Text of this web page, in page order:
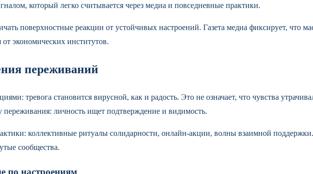
который легко считывается через медиа и повседневные практики.
поверхностные реакции от устойчивых настроений. Газета медиа фиксирует, что
экономических институтов.
переживаний
тревога становится вирусной, как и радость. Это не означает, что чувства
личность ищет подтверждение и видимость.
коллективные ритуалы солидарности, онлайн-акции, волны взаимной поддержки.
сообщества.